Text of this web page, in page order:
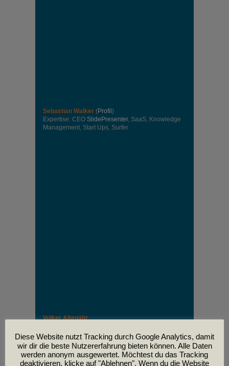
Sebastian Walker (Profil )
Expertise: CEO SlidePresenter, SaaS, Knowledge
Management, Start Ups, Surfer
Volker Altenähr
leider am
30. April im Alter von 81 Jahren verstorben.
Diese Website nutzt Tracking durch Google Analytics, damit
wir dir die beste Nutzererfahrung bieten können. Alle Daten
werden anonym ausgewertet. Möchtest du das Tracking
deaktivieren, klicke auf "Ablehnen". Wenn du die Website